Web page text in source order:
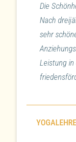
Die
Nach
sehr
Leistung